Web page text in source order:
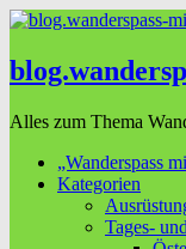
Alles zum Thema
„Wanderspass
Kategorien
Tages-